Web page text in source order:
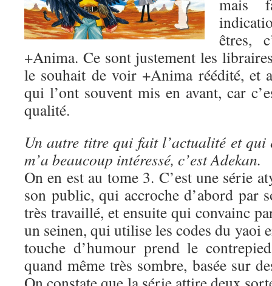
mais
êtres,
+Anima. Ce sont justement les
le souhait de voir +Anima réédité, et
qui l’ont souvent mis en avant, car
qualité.
Un autre titre qui fait l’actualité et
m’a beaucoup intéressé, c’est Adekan.
On en est au tome 3. C’est une série
son public, qui accroche d’abord par
très travaillé, et ensuite qui convainc
un seinen, qui utilise les codes du yaoi
touche d’humour prend le
quand même très sombre, basée sur